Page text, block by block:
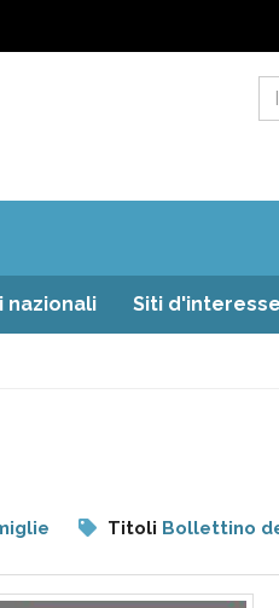
nazionali Siti d'interesse
Titoli Bollettino